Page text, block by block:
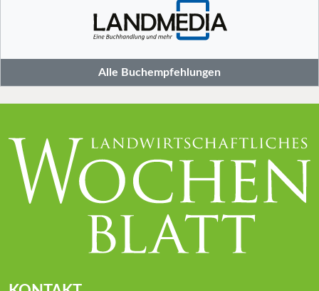
Alle Buchempfehlungen